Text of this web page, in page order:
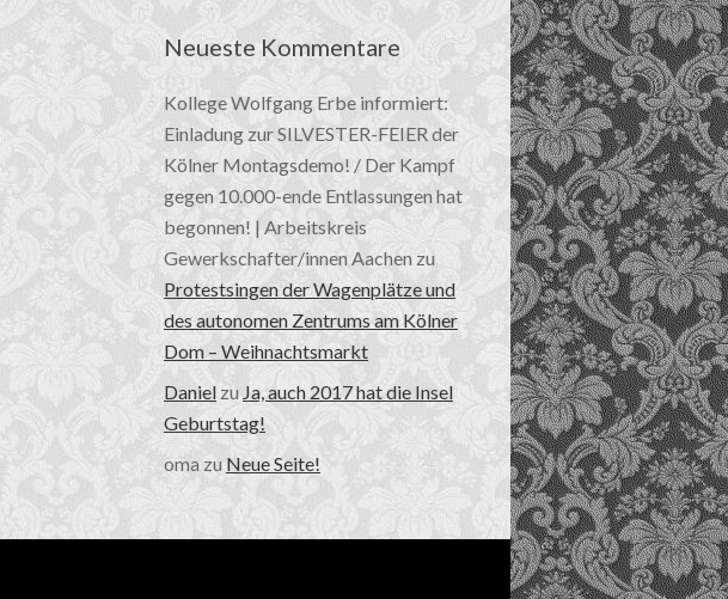
Neueste Kommentare
Kollege Wolfgang Erbe informiert:
Einladung zur SILVESTER-FEIER der
Kölner Montagsdemo! / Der Kampf
gegen 10.000-ende Entlassungen hat
begonnen! | Arbeitskreis
Gewerkschafter/innen Aachen zu
Protestsingen der Wagenplätze und
des autonomen Zentrums am Kölner
Dom – Weihnachtsmarkt
Daniel zu Ja, auch 2017 hat die Insel
Geburtstag!
oma zu Neue Seite!